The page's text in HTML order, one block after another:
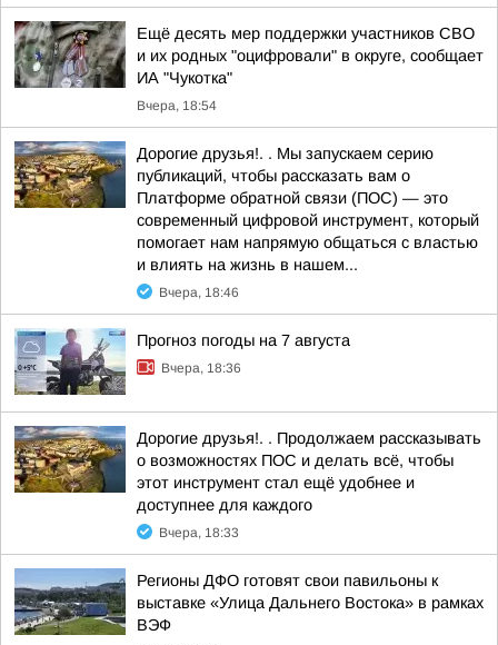
Ещё десять мер поддержки участников СВО
и их родных "оцифровали" в округе, сообщает
ИА "Чукотка"
Вчера, 18:54
Дорогие друзья!. . Мы запускаем серию
публикаций, чтобы рассказать вам о
Платформе обратной связи (ПОС) — это
современный цифровой инструмент, который
помогает нам напрямую общаться с властью
и влиять на жизнь в нашем...
Вчера, 18:46
Прогноз погоды на 7 августа
Вчера, 18:36
Дорогие друзья!. . Продолжаем рассказывать
о возможностях ПОС и делать всё, чтобы
этот инструмент стал ещё удобнее и
доступнее для каждого
Вчера, 18:33
Регионы ДФО готовят свои павильоны к
выставке «Улица Дальнего Востока» в рамках
ВЭФ